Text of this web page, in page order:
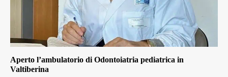
Aperto l’ambulatorio di Odontoiatria pediatrica in
Valtiberina